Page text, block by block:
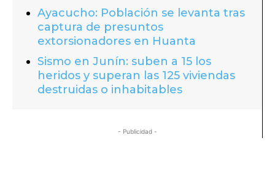
Ayacucho: Población se levanta tras
captura de presuntos
extorsionadores en Huanta
Sismo en Junín: suben a 15 los
heridos y superan las 125 viviendas
destruidas o inhabitables
- Publicidad -